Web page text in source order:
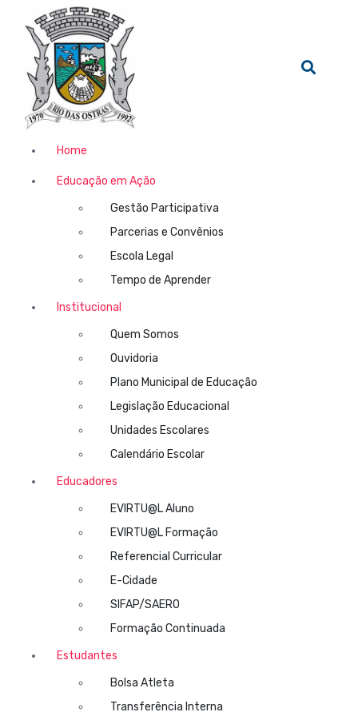
Home
Educação em Ação
Gestão Participativa
Parcerias e Convênios
Escola Legal
Tempo de Aprender
Institucional
Quem Somos
Ouvidoria
Plano Municipal de Educação
Legislação Educacional
Unidades Escolares
Calendário Escolar
Educadores
EVIRTU@L Aluno
EVIRTU@L Formação
Referencial Curricular
E-Cidade
SIFAP/SAERO
Formação Continuada
Estudantes
Bolsa Atleta
Transferência Interna